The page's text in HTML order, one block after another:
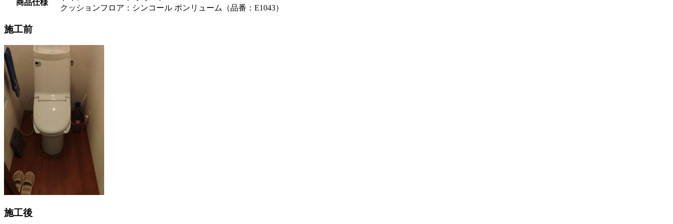
商品仕様
クッションフロア：シンコール ポンリューム（品番：E1043）
施工前
施工後